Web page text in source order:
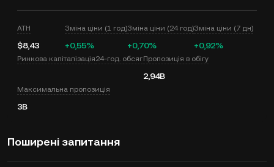
ATH
$8,43
Зміна ціни (1 год)
+0,55%
Зміна ціни (24 год)
+0,70%
Зміна ціни (7 дн)
+0,92%
Ринкова капіталізація24-год. обсягПропозиція в обігу
2,94B
Максимальна пропозиція
3B
Поширені запитання